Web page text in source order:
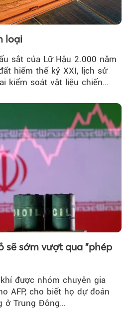
loại
sắt của Lữ Hậu 2.000 năm
hiếm thế kỷ XXI, lịch sử
kiểm soát vật liệu chiến
sẽ sớm vượt qua "phép
được nhóm chuyên gia
AFP, cho biết họ dự đoán
ở Trung Đông…